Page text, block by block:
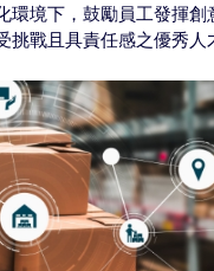
環境下，鼓勵員工發揮創
挑戰且具責任感之優秀人